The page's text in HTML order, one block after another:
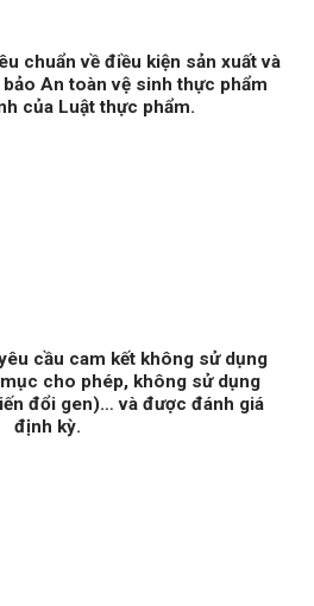
chuẩn về điều kiện sản xuất và
An toàn vệ sinh thực phẩm
của Luật thực phẩm.
cầu cam kết không sử dụng
cho phép, không sử dụng
đổi gen)… và được đánh giá
định kỳ.